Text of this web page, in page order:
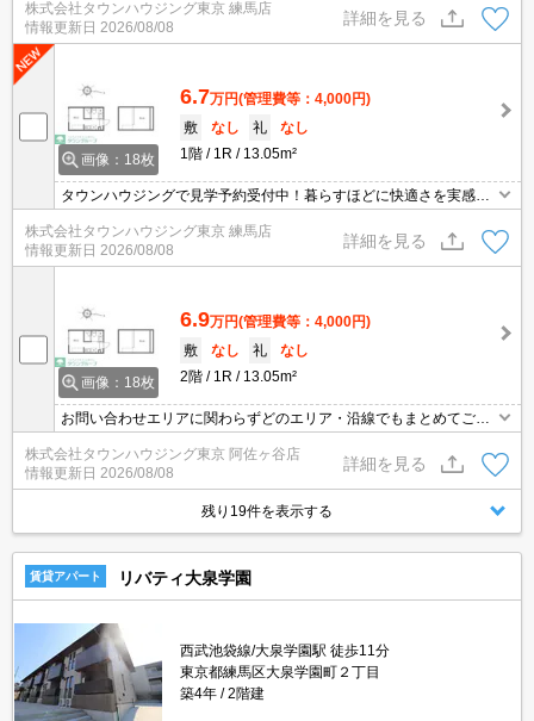
株式会社タウンハウジング東京 練馬店
情報更新日 2026/08/08
詳細を見る
画像：18枚
6.7万円(管理費等：4,000円)
敷
なし 礼
なし
1階
1R 13.05m²
タウンハウジングで見学予約受付中！暮らすほどに快適さを実感で
きる設備仕様！駅前商業施設の多さ！日常の買い物に便利！
株式会社タウンハウジング東京 練馬店
情報更新日 2026/08/08
詳細を見る
画像：18枚
6.9万円(管理費等：4,000円)
敷
なし 礼
なし
2階
1R 13.05m²
お問い合わせエリアに関わらずどのエリア・沿線でもまとめてご紹
介可能です！！迷われている場合はますご相談くださいませ。
株式会社タウンハウジング東京 阿佐ヶ谷店
情報更新日 2026/08/08
詳細を見る
残り19件を表示する
賃貸アパート リバティ大泉学園
西武池袋線/大泉学園駅 徒歩11分
東京都練馬区大泉学園町２丁目
築4年
2階建